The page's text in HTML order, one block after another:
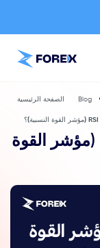
الصفحة الرئيسية Blog
ما هو مؤشر القوة النسبية RSI (مؤشر القوة